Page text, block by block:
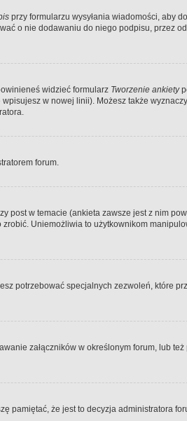
przy formularzu wysyłania wiadomości, aby
o nie dodawaniu do niego podpisu, przez
widzieć formularz Tworzenie ankiety
w nowej linii). Możesz także
forum.
w temacie (ankieta zawsze jest z nim
Uniemożliwia to użytkownikom
potrzebować specjalnych zezwoleń, które
załączników w określonym forum, lub
pamiętać, że jest to decyzja administratora